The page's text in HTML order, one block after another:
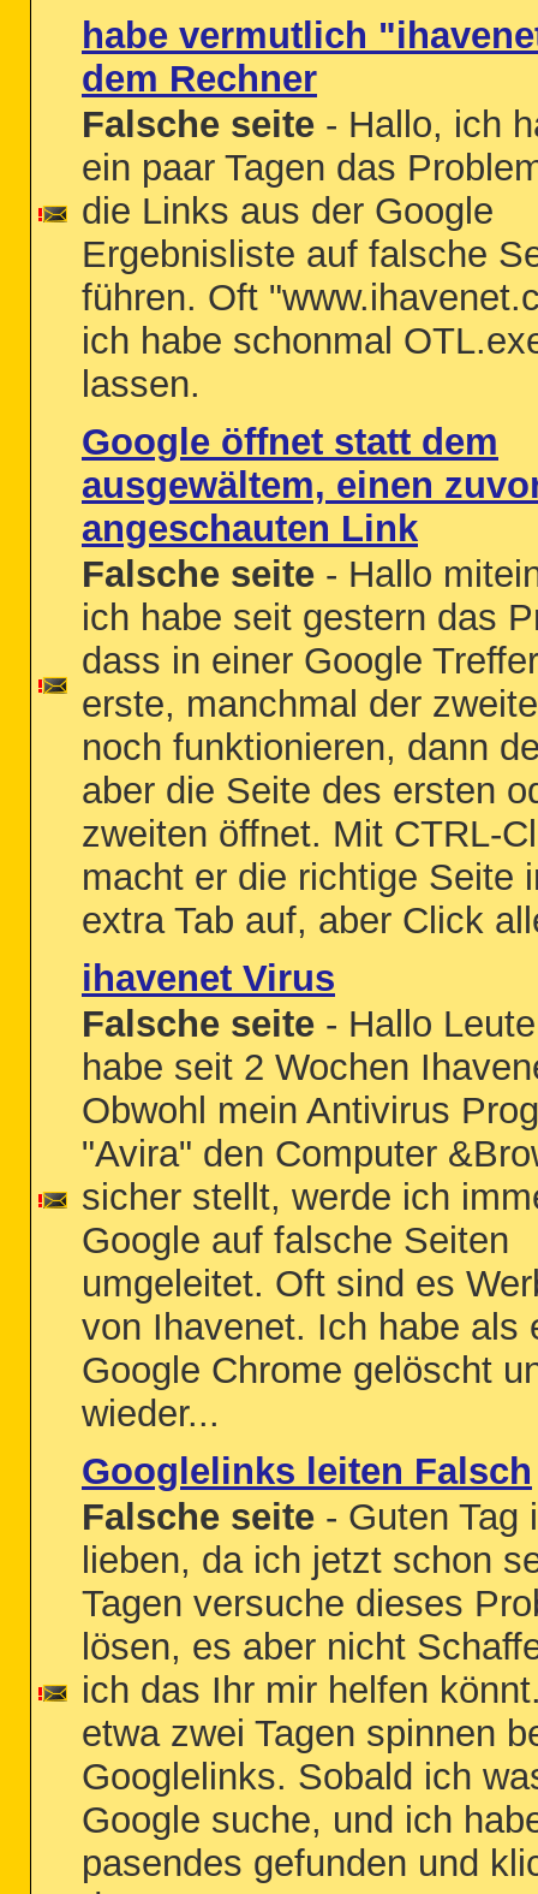
habe vermutlich
dem Rechner
Falsche seite - Hallo, ich
ein paar Tagen das
die Links aus der Google
Ergebnisliste auf falsche
führen. Oft
ich habe schonmal
lassen.
Google öffnet statt dem
ausgewältem, einen
angeschauten Link
Falsche seite - Hallo
ich habe seit gestern das
dass in einer Google
erste, manchmal der
noch funktionieren, dann
aber die Seite des ersten
zweiten öffnet. Mit CTRL-
macht er die richtige Seite
extra Tab auf, aber Click
ihavenet Virus
Falsche seite - Hallo
habe seit 2 Wochen
Obwohl mein Antivirus
"Avira" den Computer
sicher stellt, werde ich
Google auf falsche Seiten
umgeleitet. Oft sind es
von Ihavenet. Ich habe als
Google Chrome gelöscht
wieder...
Googlelinks leiten Falsch
Falsche seite - Guten Tag
lieben, da ich jetzt schon
Tagen versuche dieses
lösen, es aber nicht
ich das Ihr mir helfen
etwa zwei Tagen spinnen
Googlelinks. Sobald ich
Google suche, und ich
pasendes gefunden und